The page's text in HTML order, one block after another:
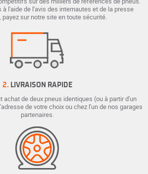
l'aide de l'avis des internautes et de la presse
sur notre site en toute sécurité.
2. LIVRAISON RAPIDE
achat de deux pneus identiques (ou à partir d'un
de votre choix ou chez l'un de nos garages
partenaires.